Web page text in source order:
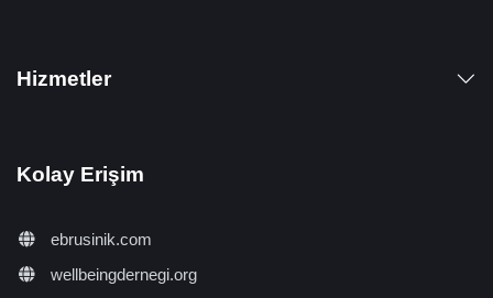
Hizmetler
Kolay Erişim
ebrusinik.com
wellbeingdernegi.org